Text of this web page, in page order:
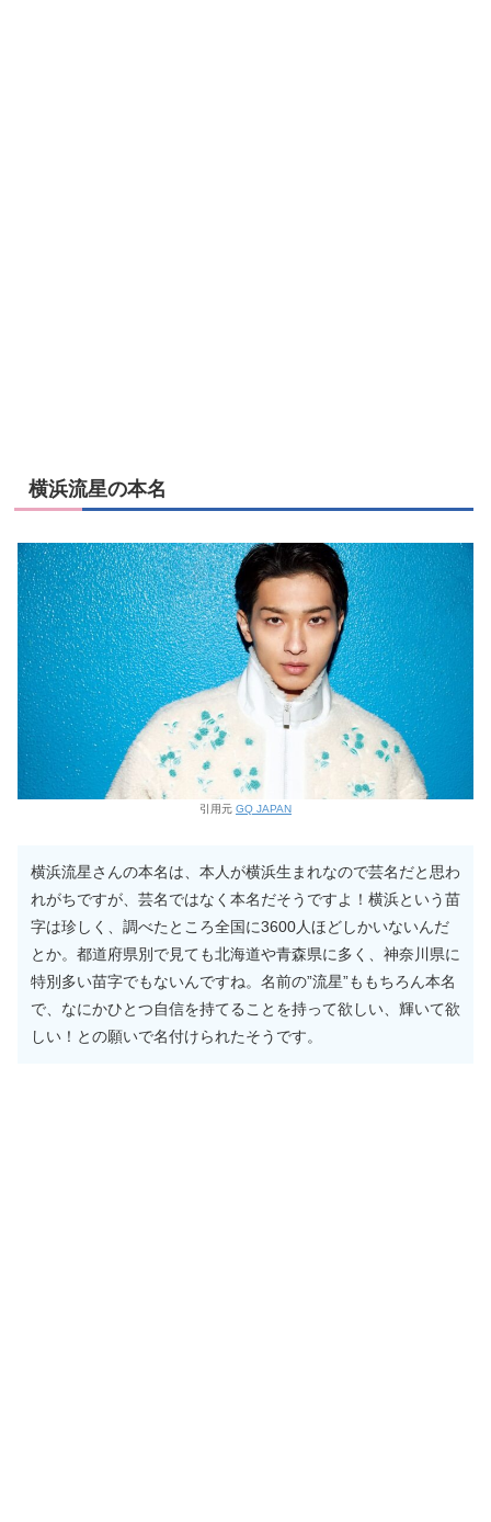
横浜流星の本名
引用元 GQ JAPAN
横浜流星さんの本名は、本人が横浜生まれなので芸名だと思わ
れがちですが、芸名ではなく本名だそうですよ！横浜という苗
字は珍しく、調べたところ全国に3600人ほどしかいないんだ
とか。都道府県別で見ても北海道や青森県に多く、神奈川県に
特別多い苗字でもないんですね。名前の”流星”ももちろん本名
で、なにかひとつ自信を持てることを持って欲しい、輝いて欲
しい！との願いで名付けられたそうです。